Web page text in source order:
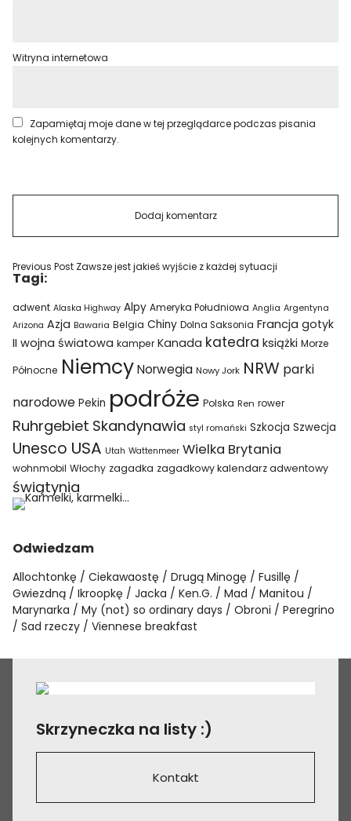
Witryna internetowa
Zapamiętaj moje dane w tej przeglądarce podczas pisania
kolejnych komentarzy.
Previous Post Zawsze jest jakieś wyjście z każdej sytuacji
Tagi:
adwent Alaska Highway Alpy Ameryka Południowa Anglia Argentyna
Arizona Azja Bawaria Belgia Chiny Dolna Saksonia Francja gotyk
II wojna światowa kamper Kanada katedra książki Morze
Północne Niemcy Norwegia Nowy Jork NRW parki
narodowe Pekin podróże Polska Ren rower
Ruhrgebiet Skandynawia styl romański Szkocja Szwecja
Unesco USA Utah Wattenmeer Wielka Brytania
wohnmobil Włochy zagadka zagadkowy kalendarz adwentowy
świątynia
Odwiedzam
Allochtonkę Ciekawaostę Drugą Minogę
Fusillę
Gwiezdną
Ikroopkę Jacka Ken.G. Mad
Manitou
Marynarka
My (not) so ordinary days Obroni
Peregrino
Sad rzeczy
Viennese breakfast
Skrzyneczka na listy :)
Kontakt